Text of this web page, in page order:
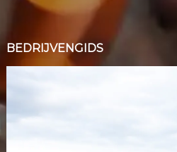
BEDRIJVENGIDS